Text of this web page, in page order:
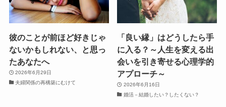
彼のことが前ほど好きじゃ
ないかもしれない、と思っ
たあなたへ
2026年6月29日
夫婦関係の再構築にむけて
「良い縁」はどうしたら手
に入る？～人生を変える出
会いを引き寄せる心理学的
アプローチ～
2026年6月16日
婚活－結婚したい？したくない？